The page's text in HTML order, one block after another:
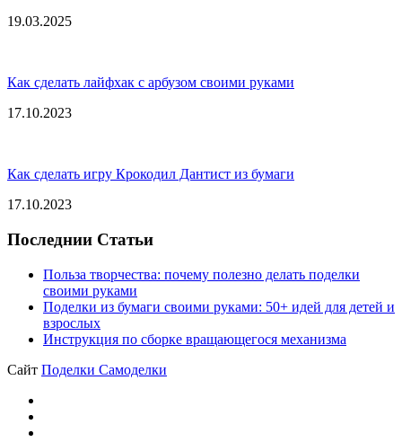
19.03.2025
Как сделать лайфхак с арбузом своими руками
17.10.2023
Как сделать игру Крокодил Дантист из бумаги
17.10.2023
Последнии Статьи
Польза творчества: почему полезно делать поделки
своими руками
Поделки из бумаги своими руками: 50+ идей для детей и
взрослых
Инструкция по сборке вращающегося механизма
Сайт Поделки Самоделки